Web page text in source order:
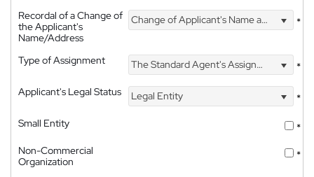
Recordal of a Change of
the Applicant's
Name/Address
Change of Applicant's Name and Address *
Type of Assignment The Standard Agent's Assignment
*
Applicant's Legal Status
Legal Entity
*
Small Entity
*
Non-Commercial
Organization
*